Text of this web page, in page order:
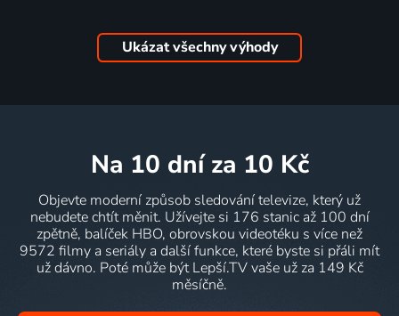
Ukázat všechny výhody
na 10 dní za 10 Kč
Objevte moderní způsob sledování televize, který už
nebudete chtít měnit. Užívejte si 176 stanic až 100 dní
zpětně, balíček HBO, obrovskou videotéku s více než
9572 filmy a seriály a další funkce, které byste si přáli mít
už dávno. Poté může být Lepší.TV vaše už za 149 Kč
měsíčně.